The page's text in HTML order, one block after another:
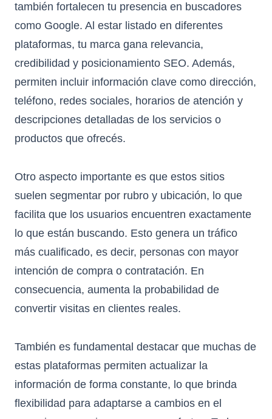
también fortalecen tu presencia en buscadores
como Google. Al estar listado en diferentes
plataformas, tu marca gana relevancia,
credibilidad y posicionamiento SEO. Además,
permiten incluir información clave como dirección,
teléfono, redes sociales, horarios de atención y
descripciones detalladas de los servicios o
productos que ofrecés.
Otro aspecto importante es que estos sitios
suelen segmentar por rubro y ubicación, lo que
facilita que los usuarios encuentren exactamente
lo que están buscando. Esto genera un tráfico
más cualificado, es decir, personas con mayor
intención de compra o contratación. En
consecuencia, aumenta la probabilidad de
convertir visitas en clientes reales.
También es fundamental destacar que muchas de
estas plataformas permiten actualizar la
información de forma constante, lo que brinda
flexibilidad para adaptarse a cambios en el